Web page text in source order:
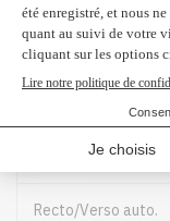
Capacité mensuelle
Capacité bacs
Recto/Verso auto.